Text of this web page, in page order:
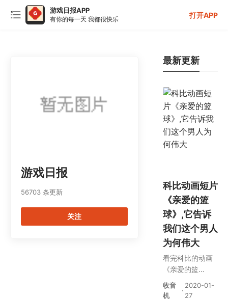
游戏日报APP
有你的每一天 我都很快乐 打开APP
游戏日报
56703 条更新
关注
最新更新
科比动画短片
《亲爱的篮
球》,它告诉
我们这个男人
为何伟大
看完科比的动画
《亲爱的篮
球》，终于明白
为什么会有这么
收音
机
·
2020-01-
27